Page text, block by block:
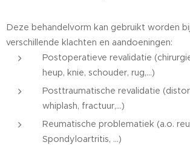
Deze behandelvorm kan gebruikt worden
verschillende klachten en aandoeningen:
Postoperatieve revalidatie
heup, knie, schouder, rug,...)
Posttraumatische revalidatie
whiplash, fractuur,...)
Reumatische problematiek (a.o.
Spondyloartritis, ...)